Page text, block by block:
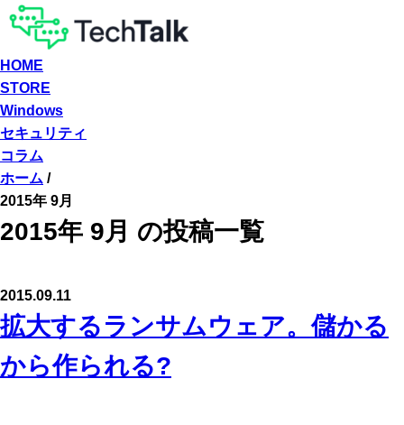
HOME
STORE
Windows
セキュリティ
コラム
ホーム /
2015年 9月
2015年 9月 の投稿一覧
2015.09.11
拡大するランサムウェア。儲かる
から作られる?